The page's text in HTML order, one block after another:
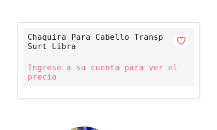
Chaquira Para Cabello Transp
Surt Libra
Ingrese a su cuenta para ver el
precio